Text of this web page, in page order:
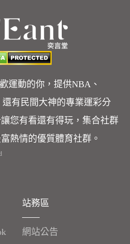
運動的你，提供NBA、
有民間大神的專業運彩分
您有看還有得玩，集合社群
熱情的優質體育社群。
站務區
網站公告